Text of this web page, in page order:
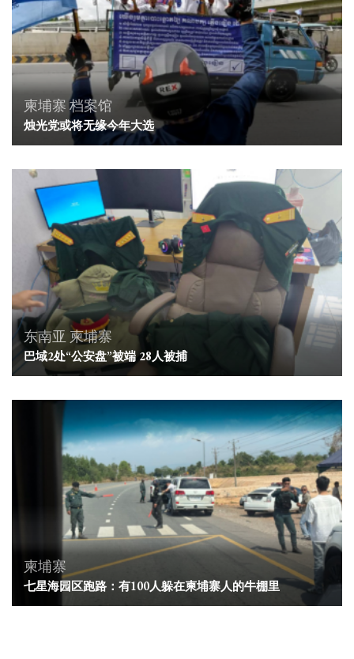
柬埔寨 档案馆
烛光党或将无缘今年大选
东南亚 柬埔寨
巴域2处“公安盘”被端 28人被捕
柬埔寨
七星海园区跑路：有100人躲在柬埔寨人的牛棚里